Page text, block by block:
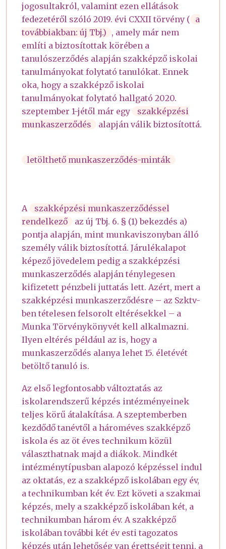
jogosultakról, valamint ezen ellátások
fedezetéről szóló 2019. évi CXXII törvény ( a
továbbiakban: új Tbj.) , amely már nem
említi a biztosítottak körében a
tanulószerződés alapján szakképző iskolai
tanulmányokat folytató tanulókat. Ennek
oka, hogy a szakképző iskolai
tanulmányokat folytató hallgató 2020.
szeptember 1-jétől már egy
szakképzési
munkaszerződés
alapján válik biztosítottá.
letölthető munkaszerződés-minták
A
szakképzési munkaszerződéssel
rendelkező
az új Tbj. 6. § (1) bekezdés a)
pontja alapján, mint munkaviszonyban álló
személy válik biztosítottá. Járulékalapot
képező jövedelem pedig a szakképzési
munkaszerződés alapján ténylegesen
kifizetett pénzbeli juttatás lett. Azért, mert a
szakképzési munkaszerződésre – az Szktv-
ben tételesen felsorolt eltérésekkel – a
Munka Törvénykönyvét kell alkalmazni.
Ilyen eltérés például az is, hogy a
munkaszerződés alanya lehet 15. életévét
betöltő tanuló is.
Az első legfontosabb változtatás az
iskolarendszerű képzés intézményeinek
teljes körű átalakítása. A szeptemberben
kezdődő tanévtől a hároméves szakképző
iskola és az öt éves technikum közül
választhatnak majd a diákok. Mindkét
intézménytípusban alapozó képzéssel indul
az oktatás, ez a szakképző iskolában egy év,
a technikumban két év. Ezt követi a szakmai
képzés, mely a szakképző iskolában két, a
technikumban három év. A szakképző
iskolában további két év esti tagozatos
képzés után lehetőség van érettségit tenni, a